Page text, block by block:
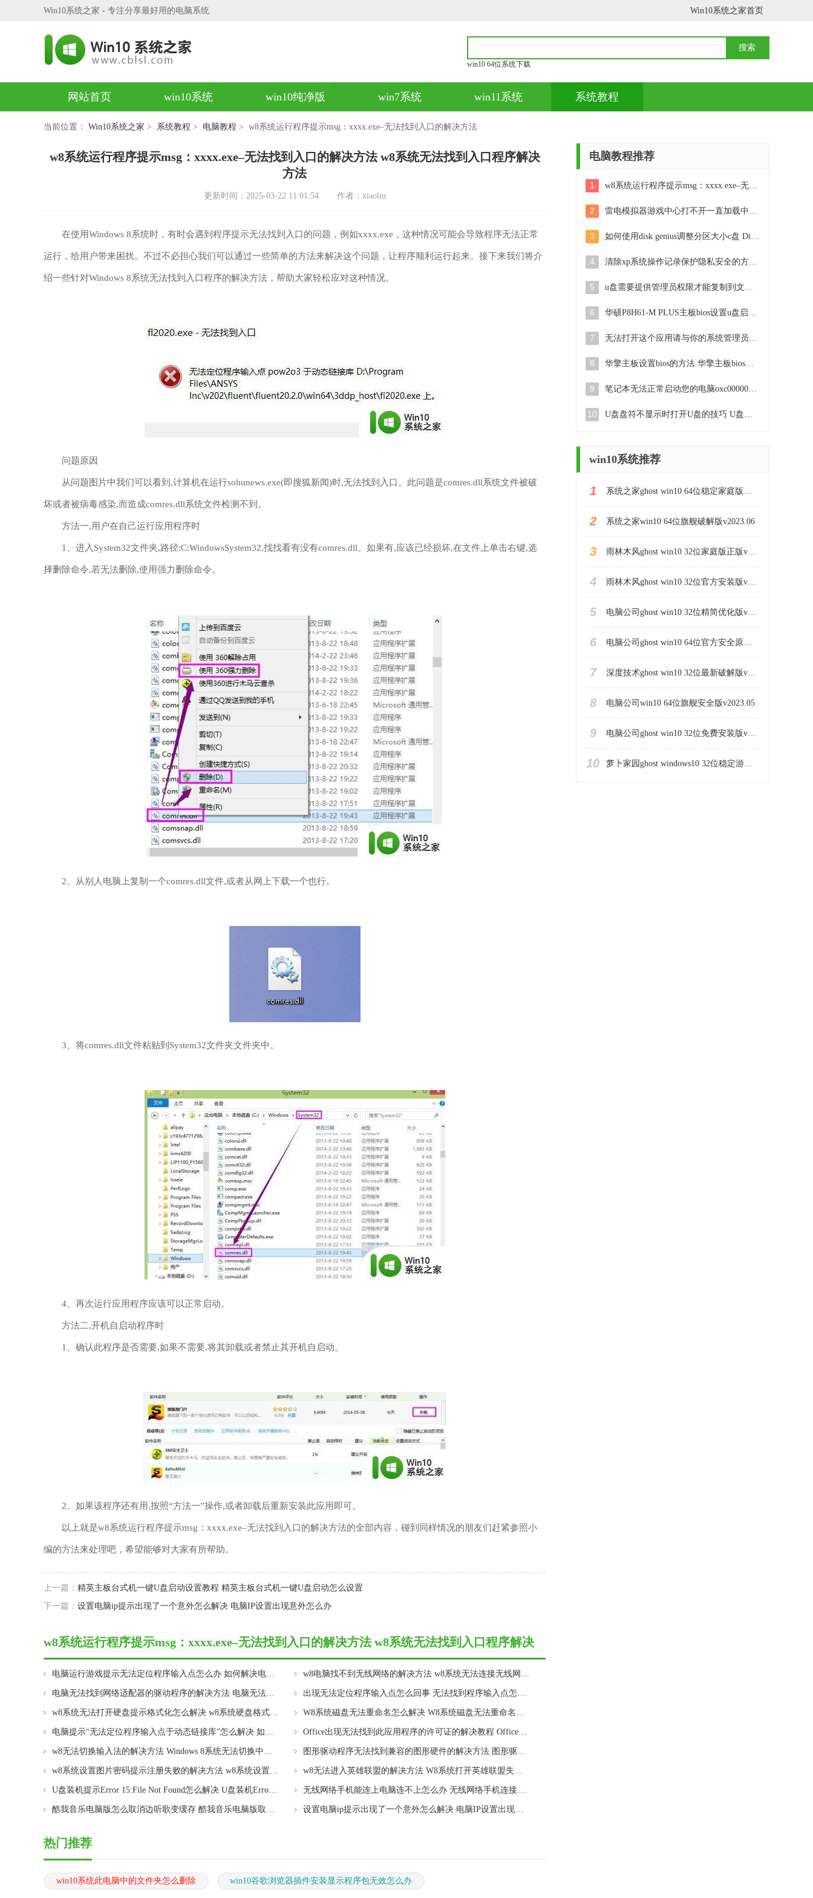
Win10系统之家 - 专注分享最好用的电脑系统 Win10系统之家首页
win10 64位系统下载
网站首页 win10系统 win10纯净版 win7系统 win11系统 系统教程
当前位置： Win10系统之家 > 系统教程 > 电脑教程 > w8系统运行程序提示msg：xxxx.exe–无法找到入口的解决方法
w8系统运行程序提示msg：xxxx.exe–无法找到入口的解决方法 w8系统无法找到入口程序解决
方法
更新时间：2025-03-22 11:01:54 作者：xiaoliu
在使用Windows 8系统时，有时会遇到程序提示无法找到入口的问题，例如xxxx.exe，这种情况可能会导致程序无法正常
运行，给用户带来困扰。不过不必担心我们可以通过一些简单的方法来解决这个问题，让程序顺利运行起来。接下来我们将介
绍一些针对Windows 8系统无法找到入口程序的解决方法，帮助大家轻松应对这种情况。
问题原因
从问题图片中我们可以看到,计算机在运行sohunews.exe(即搜狐新闻)时,无法找到入口。此问题是comres.dll系统文件被破
坏或者被病毒感染,而造成comres.dll系统文件检测不到。
方法一,用户在自己运行应用程序时
1、进入System32文件夹,路径:C:WindowsSystem32,找找看有没有comres.dll。如果有,应该已经损坏,在文件上单击右键,选
择删除命令,若无法删除,使用强力删除命令。
2、从别人电脑上复制一个comres.dll文件,或者从网上下载一个也行。
3、将comres.dll文件粘贴到System32文件夹文件夹中。
4、再次运行应用程序应该可以正常启动。
方法二,开机自启动程序时
1、确认此程序是否需要,如果不需要,将其卸载或者禁止其开机自启动。
2、如果该程序还有用,按照“方法一”操作,或者卸载后重新安装此应用即可。
以上就是w8系统运行程序提示msg：xxxx.exe–无法找到入口的解决方法的全部内容，碰到同样情况的朋友们赶紧参照小
编的方法来处理吧，希望能够对大家有所帮助。
上一篇： 精英主板台式机一键U盘启动设置教程 精英主板台式机一键U盘启动怎么设置
下一篇： 设置电脑ip提示出现了一个意外怎么解决 电脑IP设置出现意外怎么办
w8系统运行程序提示msg：xxxx.exe–无法找到入口的解决方法 w8系统无法找到入口程序解决
方法相关教程 电脑运行游戏提示无法定位程序输入点怎么办 如何解决电脑运行游戏时提示无法定位程序输入点的问题 w8电脑找不到无线网络的解决方法 w8系统无法连接无线网络怎么办
电脑无法找到网络适配器的驱动程序的解决方法 电脑无法找到网络适配器驱动程序怎么办 出现无法定位程序输入点怎么回事 无法找到程序输入点怎么解决
w8系统无法打开硬盘提示格式化怎么解决 w8系统硬盘格式化解决方法 W8系统磁盘无法重命名怎么解决 W8系统磁盘无法重命名出现错误提示怎么办
电脑提示“无法定位程序输入点于动态链接库”怎么解决 如何修复电脑提示“无法定位程序输入点于动态链接库”的问题 Office出现无法找到此应用程序的许可证的解决教程 Office应用程序找不到许可证怎么办
w8无法切换输入法的解决方法 Windows 8系统无法切换中文输入法怎么办 图形驱动程序无法找到兼容的图形硬件的解决方法 图形驱动无法找到兼容的图形硬件怎么办
w8系统设置图片密码提示注册失败的解决方法 w8系统设置图片密码提示注册失败 w8无法进入英雄联盟的解决方法 W8系统打开英雄联盟失败怎么办
U盘装机提示Error 15:File Not Found怎么解决 U盘装机Error 15怎么解决 无线网络手机能连上电脑连不上怎么办 无线网络手机连接电脑失败怎么解决
酷我音乐电脑版怎么取消边听歌变缓存 酷我音乐电脑版取消边听歌功能步骤 设置电脑ip提示出现了一个意外怎么解决 电脑IP设置出现意外怎么办
热门推荐
win10系统此电脑中的文件夹怎么删除 win10谷歌浏览器插件安装显示程序包无效怎么办
电脑教程推荐
1 w8系统运行程序提示msg：xxxx.exe–无法找到入口的解决方法 w8系统无法找到入口程序解决方法
2 雷电模拟器游戏中心打不开一直加载中怎么解决 雷电模拟器游戏中心无法打开怎么办
3 如何使用disk genius调整分区大小c盘 Disk Genius如何调整C盘分区大小
4 清除xp系统操作记录保护隐私安全的方法 如何清除Windows XP系统中的操作记录以保护隐私安全
5 u盘需要提供管理员权限才能复制到文件夹怎么办 u盘复制文件夹需要管理员权限
6 华硕P8H61-M PLUS主板bios设置u盘启动的步骤图解 华硕P8H61-M PLUS主板bios设置u盘启动方法步骤图解
7 无法打开这个应用请与你的系统管理员联系怎么办 应用打不开怎么处理
8 华擎主板设置bios的方法 华擎主板bios设置教程
9 笔记本无法正常启动您的电脑oxc0000001修复方法 笔记本电脑启动错误oxc0000001解决方法
10 U盘盘符不显示时打开U盘的技巧 U盘插入电脑后没反应怎么办
win10系统推荐
1 系统之家ghost win10 64位稳定家庭版下载v2023.06
2 系统之家win10 64位旗舰破解版v2023.06
3 雨林木风ghost win10 32位家庭版正版v2023.06
4 雨林木风ghost win10 32位官方安装版v2023.06
5 电脑公司ghost win10 32位精简优化版v2023.06
6 电脑公司ghost win10 64位官方安全原版v2023.06
7 深度技术ghost win10 32位最新破解版v2023.05
8 电脑公司win10 64位旗舰安全版v2023.05
9 电脑公司ghost win10 32位免费安装版v2023.05
10 萝卜家园ghost windows10 32位稳定游戏版下载v2023.05